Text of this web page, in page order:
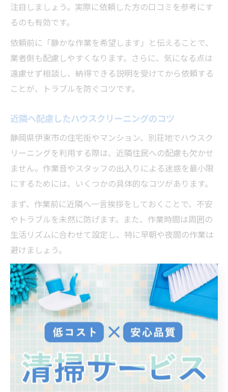
注目しましょう。実際に依頼した方の口コミを参考にす
るのも有効です。
依頼前に「静かな作業を希望します」と伝えることで、
業者側も配慮しやすくなります。さらに、気になる点は
遠慮せず相談し、納得できる説明を受けてから依頼する
ことが、トラブルを防ぐコツです。
近隣へ配慮したハウスクリーニングのコツ
静岡県伊東市の住宅街やマンション、別荘地でハウスク
リーニングを利用する際は、近隣住民への配慮も欠かせ
ません。作業音やスタッフの出入りによる迷惑を最小限
にするためには、いくつかの具体的なコツがあります。
まず、作業前に近隣へ一言挨拶をしておくことで、不安
やトラブルを未然に防げます。また、作業時間は周囲の
生活リズムに合わせて設定し、特に早朝や夜間の作業は
避けましょう。
さらに、ゴミや清掃用具の一時的な仮置きも、通行の邪
魔にならないよう配慮が必要です。業者によっては、近
隣トラブルを防ぐためのマニュアルや研修を行っている
場合もあるため、依頼時に確認すると安心です。
控えめな作業を望む方への選び方
ガイド